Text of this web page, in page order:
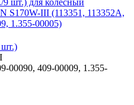
00090, 409-00009, 1.355-